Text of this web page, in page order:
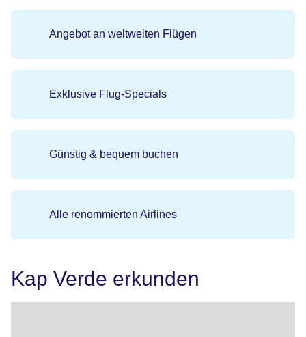
Angebot an weltweiten Flügen
Exklusive Flug-Specials
Günstig & bequem buchen
Alle renommierten Airlines
Kap Verde erkunden